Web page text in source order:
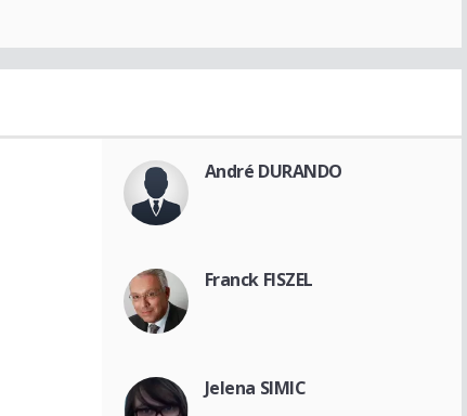
André DURANDO
Franck FISZEL
Jelena SIMIC